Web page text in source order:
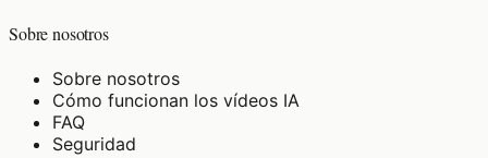
Sobre nosotros
Sobre nosotros
Cómo funcionan los vídeos IA
FAQ
Seguridad